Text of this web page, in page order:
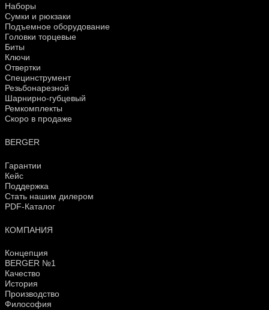
Наборы
Сумки и рюкзаки
Подъемное оборудование
Головки торцевые
Биты
Ключи
Отвертки
Специнструмент
Резьбонарезной
Шарнирно-губцевый
Ремкомплекты
Скоро в продаже
BERGER
Гарантии
Кейс
Поддержка
Стать нашим дилером
PDF-Каталог
КОМПАНИЯ
Концепция
BERGER №1
Качество
История
Производство
Философия